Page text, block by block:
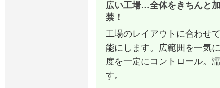
広い工場…全体をきちんと
禁！
工場のレイアウトに合わせ
能にします。広範囲を一気
度を一定にコントロール。
す。